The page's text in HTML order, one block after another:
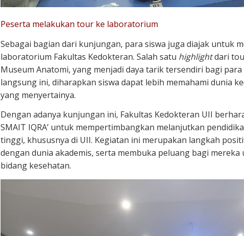
Peserta melakukan tour ke laboratorium
Sebagai bagian dari kunjungan, para siswa juga diajak untuk
laboratorium Fakultas Kedokteran. Salah satu highlightdari
Museum Anatomi, yang menjadi daya tarik tersendiri bagi
langsung ini, diharapkan siswa dapat lebih memahami dunia
yang menyertainya.
Dengan adanya kunjungan ini, Fakultas Kedokteran UII
SMAIT IQRA’ untuk mempertimbangkan melanjutkan
tinggi, khususnya di UII. Kegiatan ini merupakan langkah
dengan dunia akademis, serta membuka peluang bagi
bidang kesehatan.